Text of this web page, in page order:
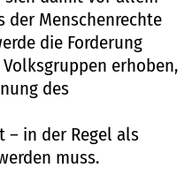
der Menschenrechte
die Forderung
erhoben,
des
– in der Regel als
muss.